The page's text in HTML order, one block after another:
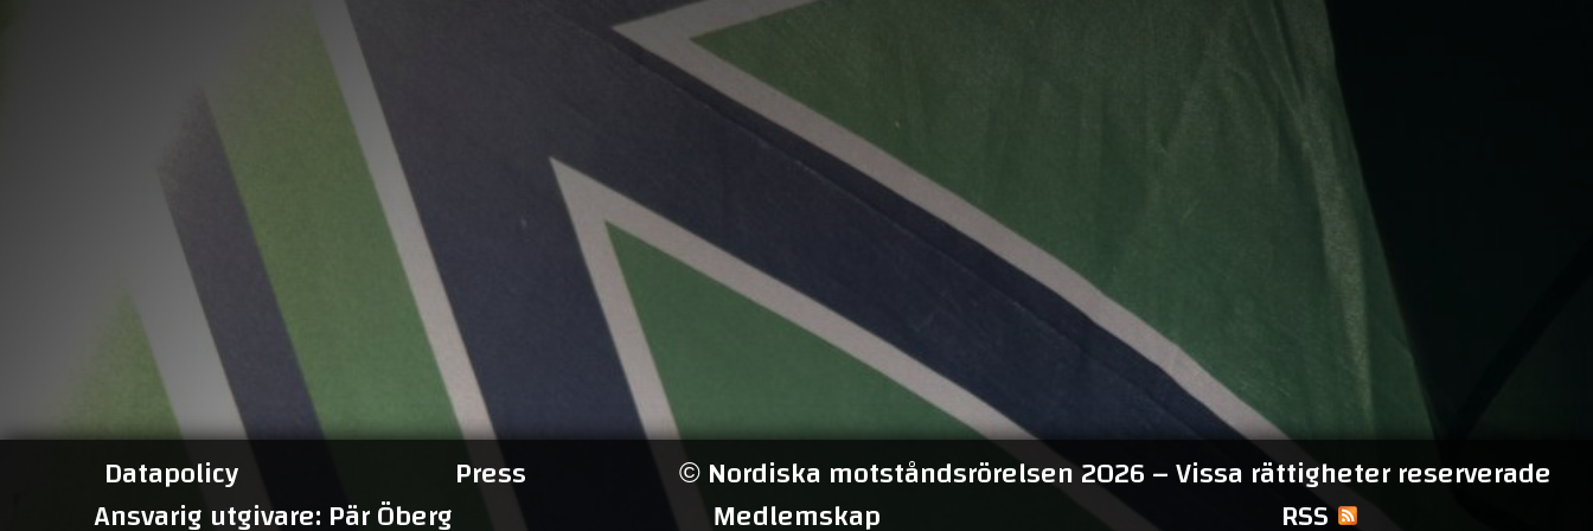
Datapolicy Press © Nordiska motståndsrörelsen 2026 – Vissa rättigheter reserverade
Ansvarig utgivare: Pär Öberg
Medlemskap RSS